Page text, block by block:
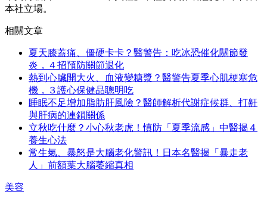
本社立場。
相關文章
夏天膝蓋痛、僵硬卡卡？醫警告：吃冰恐催化關節發
炎，４招預防關節退化
熱到心臟開大火、血液變糖漿？醫警告夏季心肌梗塞危
機，３護心保健品聰明吃
睡眠不足增加脂肪肝風險？醫師解析代謝症候群、打鼾
與肝病的連鎖關係
立秋吃什麼？小心秋老虎！慎防「夏季流感」中醫揭４
養生心法
常生氣、暴怒是大腦老化警訊！日本名醫揭「暴走老
人」前額葉大腦萎縮真相
美容